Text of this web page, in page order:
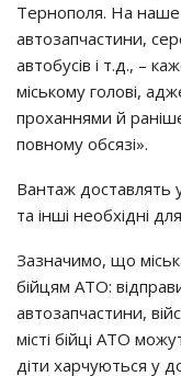
Тернополя. На
автозапчастини,
автобусів і т.д., –
міському голові,
проханнями й
повному обсязі».
Вантаж доставлять
та інші необхідні
Зазначимо, що
бійцям АТО:
автозапчастини,
місті бійці АТО
діти харчуються у